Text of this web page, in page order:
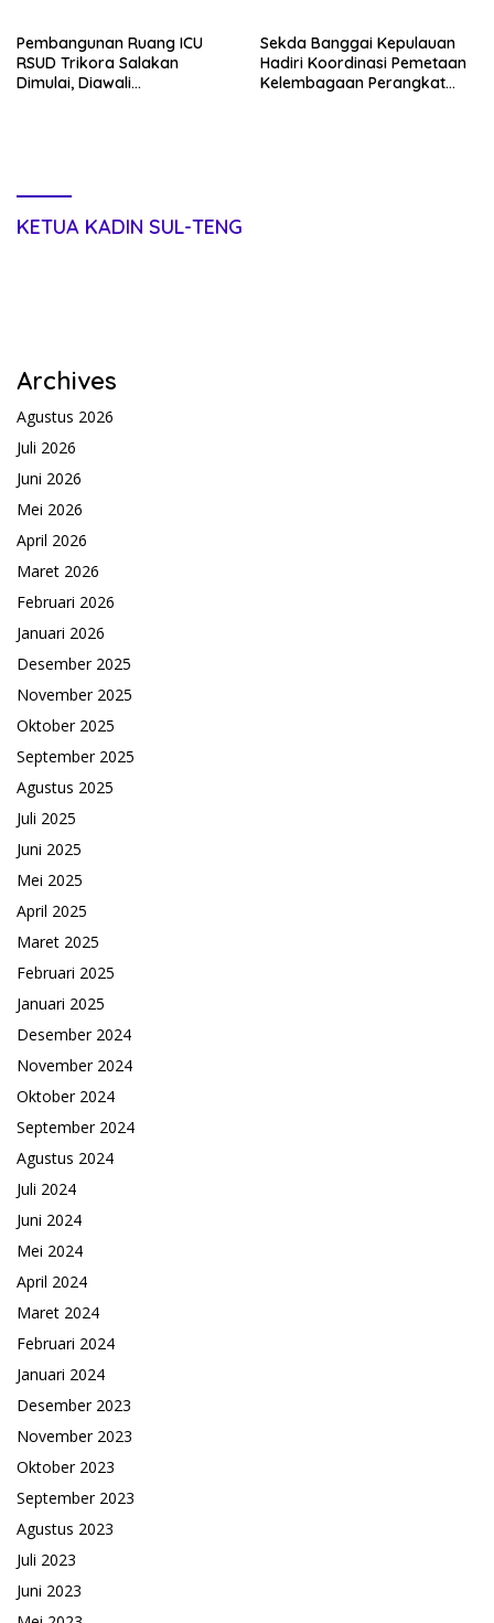
Pembangunan Ruang ICU
RSUD Trikora Salakan
Dimulai, Diawali
Sekda Banggai Kepulauan
Hadiri Koordinasi Pemetaan
Kelembagaan Perangkat
KETUA KADIN SUL-TENG
Archives
Agustus 2026
Juli 2026
Juni 2026
Mei 2026
April 2026
Maret 2026
Februari 2026
Januari 2026
Desember 2025
November 2025
Oktober 2025
September 2025
Agustus 2025
Juli 2025
Juni 2025
Mei 2025
April 2025
Maret 2025
Februari 2025
Januari 2025
Desember 2024
November 2024
Oktober 2024
September 2024
Agustus 2024
Juli 2024
Juni 2024
Mei 2024
April 2024
Maret 2024
Februari 2024
Januari 2024
Desember 2023
November 2023
Oktober 2023
September 2023
Agustus 2023
Juli 2023
Juni 2023